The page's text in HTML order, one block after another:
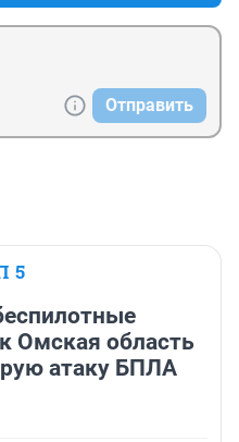
Отправить
5
Омская область
атаку БПЛА